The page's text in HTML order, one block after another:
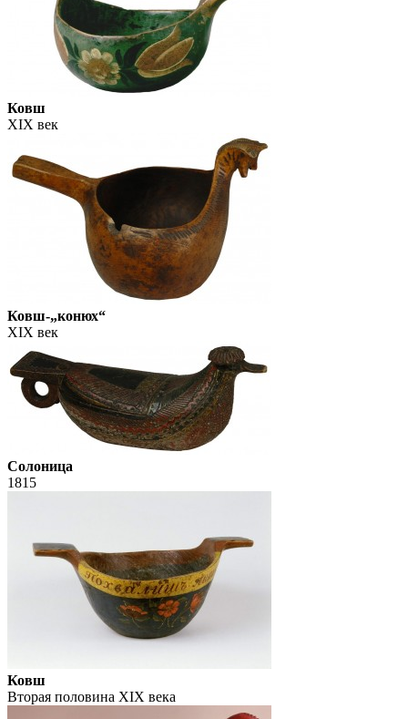
Ковш
XIX век
Ковш-„конюх“
XIX век
Солоница
1815
Ковш
Вторая половина XIX века